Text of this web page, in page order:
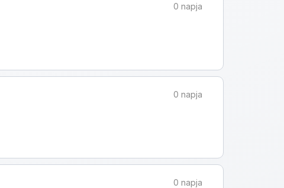
0 napja
0 napja
0 napja